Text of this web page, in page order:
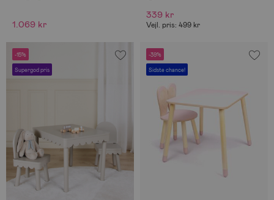
1.069 kr
339 kr
Vejl. pris: 499 kr
-15%
Supergod pris
-39%
Sidste chance!